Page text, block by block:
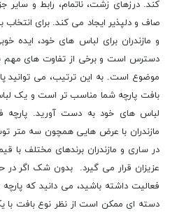
کند. درزهای زشت، ناتمام، رابط و
صاف و دلپذیر ایجاد می کند. برای
و مازندران برای لباس های خود، ایده
دسترس است و برخی از تفاوت های مهم
موضوع است. به این ترتیب، می توانید
بافت پارچه شما مناسب تر است و یک
لباس های خود به دست آورید.
مازندران با عرض هایی همچون سه متر
در ساری و مازندران برندهای مختلف با
عزیزان قرار می گیرد. بدون شک اگر در
فعالیت داشته باشید، می دانید که
دسته ای ممکن است از نظر نوع بافت با